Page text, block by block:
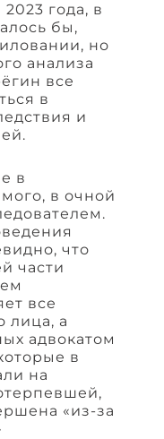
года, в
бы,
но
анализа
все
в
и
в
в очной
что
части
все
лица, а
адвокатом
в
на
«из-за